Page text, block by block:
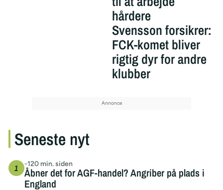
hårdere
Svensson forsikrer:
FCK-komet bliver
rigtig dyr for andre
klubber
Seneste nyt
-120 min. siden
Åbner det for AGF-handel? Angriber på plads i
England